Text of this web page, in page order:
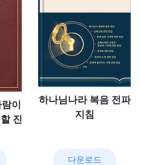
이
진
하나님나라 복음 전파
지침
다운로드